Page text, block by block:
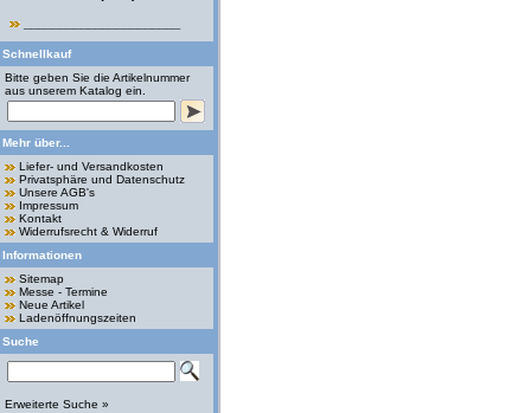
Schnellkauf
Bitte geben Sie die Artikelnummer
aus unserem Katalog ein.
Mehr über...
Liefer- und Versandkosten
Privatsphäre und Datenschutz
Unsere AGB's
Impressum
Kontakt
Widerrufsrecht & Widerruf
Informationen
Sitemap
Messe - Termine
Neue Artikel
Ladenöffnungszeiten
Suche
Erweiterte Suche »